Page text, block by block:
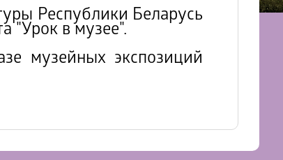
Республики Беларусь
"Урок в музее".
музейных экспозиций